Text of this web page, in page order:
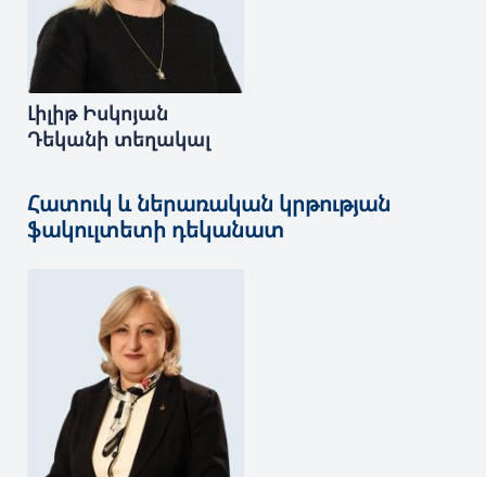
Լիլիթ Իսկոյան
Դեկանի տեղակալ
Հատուկ և ներառական կրթության
ֆակուլտետի դեկանատ